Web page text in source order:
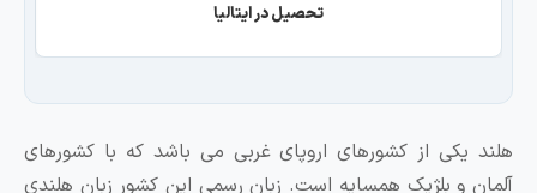
تحصیل در ایتالیا
یکی از کشورهای اروپای غربی می باشد که با کشورهای
و بلژیک همسایه است. زبان رسمی این کشور زبان هلندی